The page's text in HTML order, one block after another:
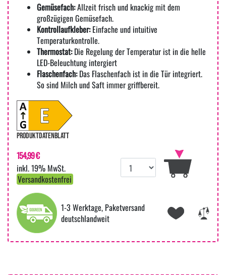
Gemüsefach:Allzeit frisch und knackig mit dem
großzügigen Gemüsefach.
Kontrollaufkleber:Einfache und intuitive
Temperaturkontrolle.
Thermostat:Die Regelung der Temperatur ist in die helle
LED-Beleuchtung intergiert
Flaschenfach:Das Flaschenfach ist in die Tür integriert.
So sind Milch und Saft immer griffbereit.
PRODUKTDATENBLATT
154,99 €
inkl. 19% MwSt.
Versandkostenfrei
1-3 Werktage, Paketversand
deutschlandweit